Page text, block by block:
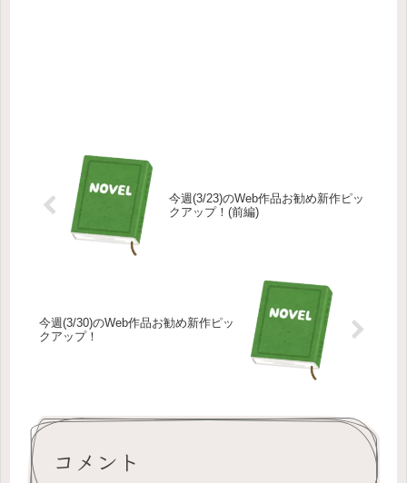
今週(3/23)のWeb作品お勧め新作ピッ
クアップ！(前編)
今週(3/30)のWeb作品お勧め新作ピッ
クアップ！
コメント